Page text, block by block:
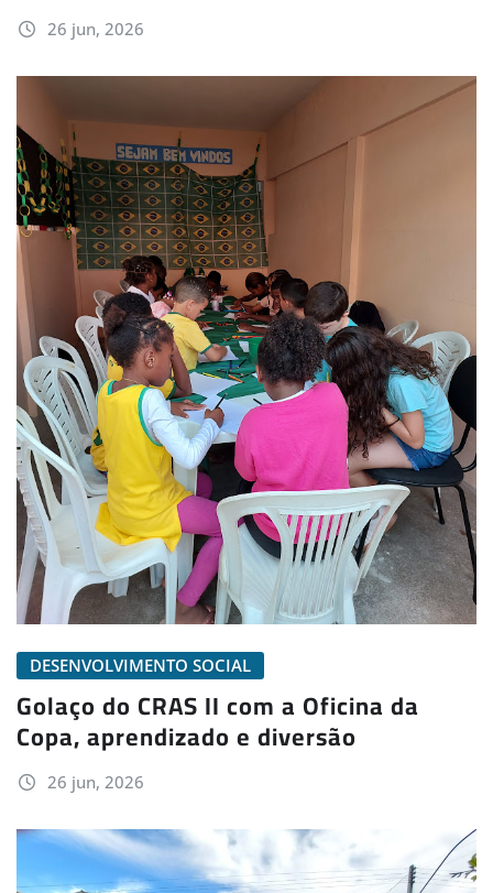
26 jun, 2026
DESENVOLVIMENTO SOCIAL
Golaço do CRAS II com a Oficina da
Copa, aprendizado e diversão
26 jun, 2026